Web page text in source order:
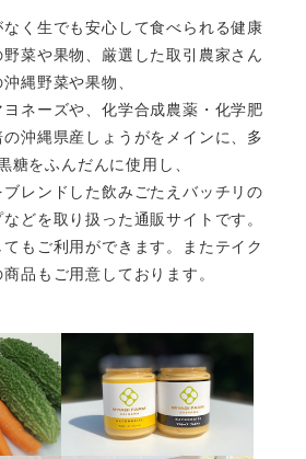
く生でも安心して食べられる健康
菜や果物、厳選した取引農家さん
縄野菜や果物、
ネーズや、化学合成農薬・化学肥
沖縄県産しょうがをメインに、多
糖をふんだんに使用し、
レンドした飲みごたえバッチリの
どを取り扱った通販サイトです。
もご利用ができます。またテイク
品もご用意しております。